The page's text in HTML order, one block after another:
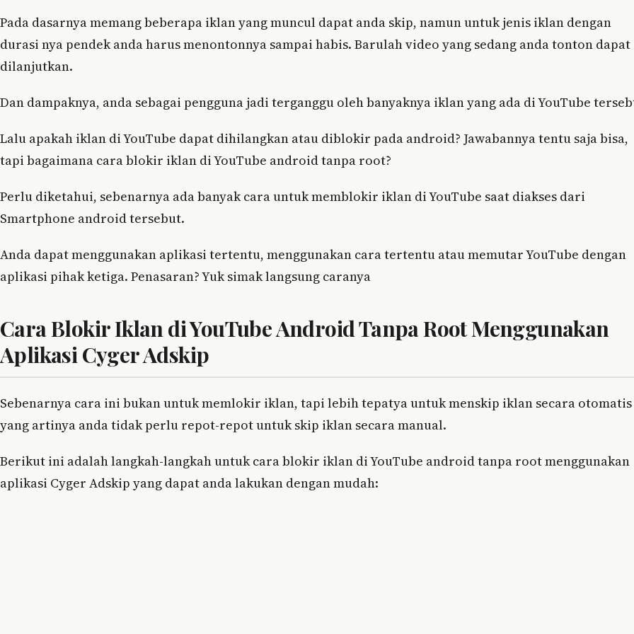
Pada dasarnya memang beberapa iklan yang muncul dapat anda skip, namun untuk jenis iklan dengan
durasi nya pendek anda harus menontonnya sampai habis. Barulah video yang sedang anda tonton dapat
dilanjutkan.
Dan dampaknya, anda sebagai pengguna jadi terganggu oleh banyaknya iklan yang ada di YouTube
Lalu apakah iklan di YouTube dapat dihilangkan atau diblokir pada android? Jawabannya tentu saja bisa,
tapi bagaimana cara blokir iklan di YouTube android tanpa root?
Perlu diketahui, sebenarnya ada banyak cara untuk memblokir iklan di YouTube saat diakses dari
Smartphone android tersebut.
Anda dapat menggunakan aplikasi tertentu, menggunakan cara tertentu atau memutar YouTube dengan
aplikasi pihak ketiga. Penasaran? Yuk simak langsung caranya
Cara Blokir Iklan di YouTube Android Tanpa Root Menggunakan
Aplikasi Cyger Adskip
Sebenarnya cara ini bukan untuk memlokir iklan, tapi lebih tepatya untuk menskip iklan secara otomatis
yang artinya anda tidak perlu repot-repot untuk skip iklan secara manual.
Berikut ini adalah langkah-langkah untuk cara blokir iklan di YouTube android tanpa root menggunakan
aplikasi Cyger Adskip yang dapat anda lakukan dengan mudah: